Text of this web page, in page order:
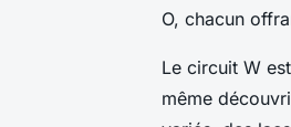
O, chacun
Le circuit W
même